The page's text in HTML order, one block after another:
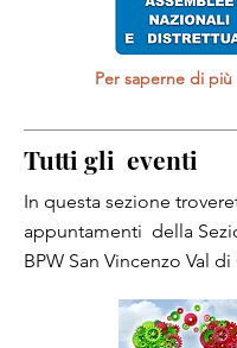
Per saperne di più
Tutti gli eventi
In questa sezione
appuntamenti della
BPW San Vincenzo Val di